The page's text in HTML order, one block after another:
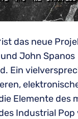
ist das neue
John Spanos
Ein
Elemente des
Industrial Pop